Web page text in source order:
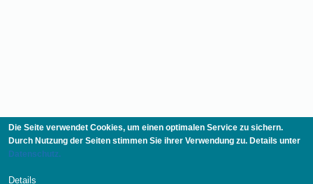
Die Seite verwendet Cookies, um einen optimalen Service zu sichern.
Durch Nutzung der Seiten stimmen Sie ihrer Verwendung zu. Details unter
Datenschutz.
Details